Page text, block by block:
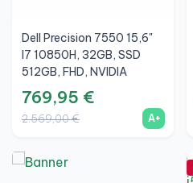
Dell Precision 7550 15,6"
I7 10850H, 32GB, SSD
512GB, FHD, NVIDIA
Quadro RTX 3000 Max-Q
6GB, Batteria Nuova, A+
769,95 €
2.569,00 € A+